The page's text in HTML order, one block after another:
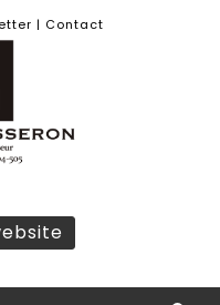
| Contact